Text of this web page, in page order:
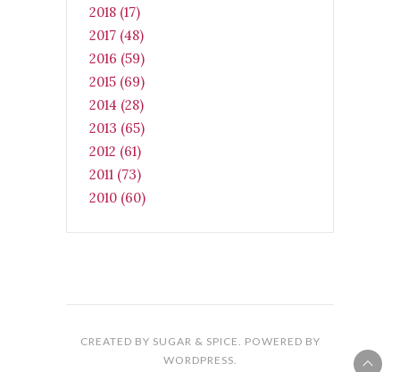
2018 (17)
2017 (48)
2016 (59)
2015 (69)
2014 (28)
2013 (65)
2012 (61)
2011 (73)
2010 (60)
CREATED BY SUGAR & SPICE. POWERED BY
WORDPRESS.